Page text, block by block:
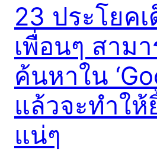
23 ประโยค
เพื่อนๆ สาม
ค้นหาใน
แล้วจะทำใ
แน่ๆ